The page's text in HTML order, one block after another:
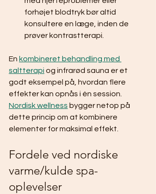
forhøjet blodtryk bør altid
konsultere en læge, inden de
prøver kontrastterapi.
En kombineret behandling med
saltterapi og infrarød sauna er et
godt eksempel på, hvordan flere
effekter kan opnås i én session.
Nordisk wellness bygger netop på
dette princip om at kombinere
elementer for maksimal effekt.
Fordele ved nordiske
varme/kulde spa-
oplevelser